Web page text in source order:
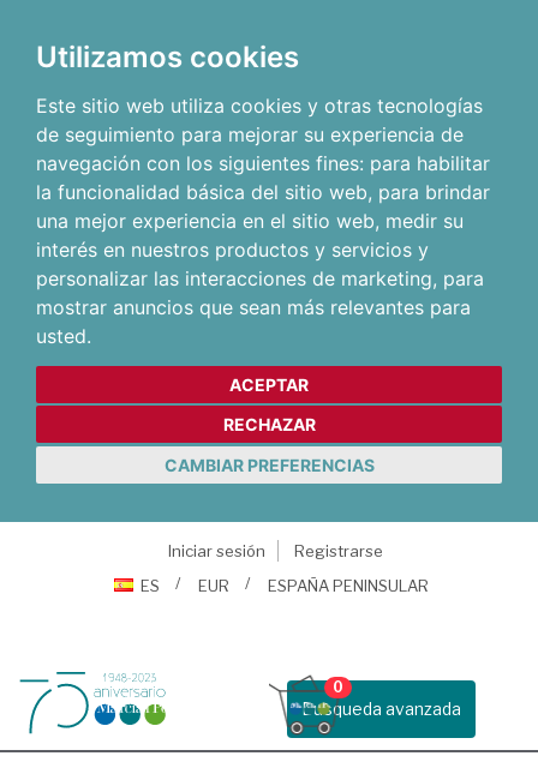
Utilizamos cookies
Este sitio web utiliza cookies y otras tecnologías
de seguimiento para mejorar su experiencia de
navegación con los siguientes fines: para habilitar
la funcionalidad básica del sitio web, para brindar
una mejor experiencia en el sitio web, medir su
interés en nuestros productos y servicios y
personalizar las interacciones de marketing, para
mostrar anuncios que sean más relevantes para
usted.
ACEPTAR
RECHAZAR
CAMBIAR PREFERENCIAS
Iniciar sesión
Registrarse
ES
EUR ESPAÑA PENINSULAR
Busqueda avanzada
0